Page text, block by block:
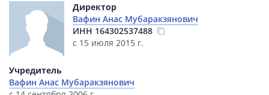
Директор
Вафин Анас Мубаракзянович
ИНН 164302537488
с 15 июля 2015 г.
Учредитель
Вафин Анас Мубаракзянович